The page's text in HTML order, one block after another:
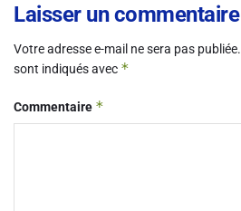
Laisser un commentaire
Votre adresse e-mail ne sera pas publiée.
sont indiqués avec *
Commentaire *